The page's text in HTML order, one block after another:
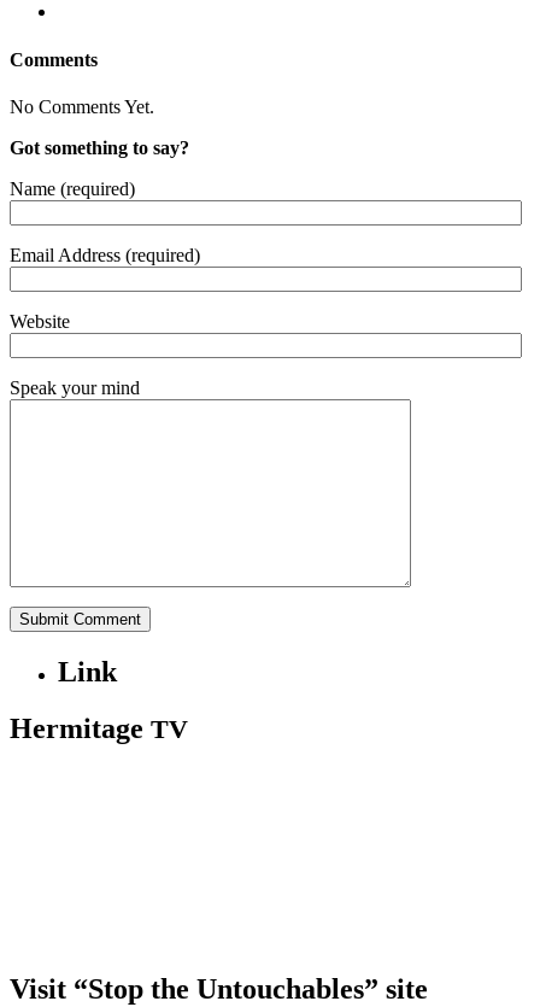
Comments
No Comments Yet.
Got something to say?
Name (required)
Email Address (required)
Website
Speak your mind
Link
Hermitage TV
Visit “Stop the Untouchables” site